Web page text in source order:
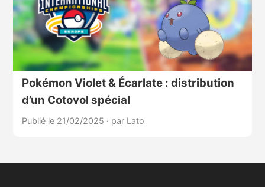
Pokémon Violet & Écarlate : distribution
d’un Cotovol spécial
Publié le 21/02/2025 · par Lato